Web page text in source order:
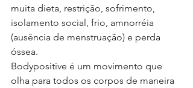
muita dieta, restrição, sofrimento,
isolamento social, frio, amnorréia
(ausência de menstruação) e perda
óssea.
Bodypositive é um movimento que
olha para todos os corpos de maneira